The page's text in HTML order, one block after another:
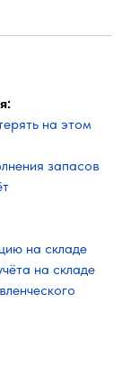
на этом
запасов
на складе
на складе